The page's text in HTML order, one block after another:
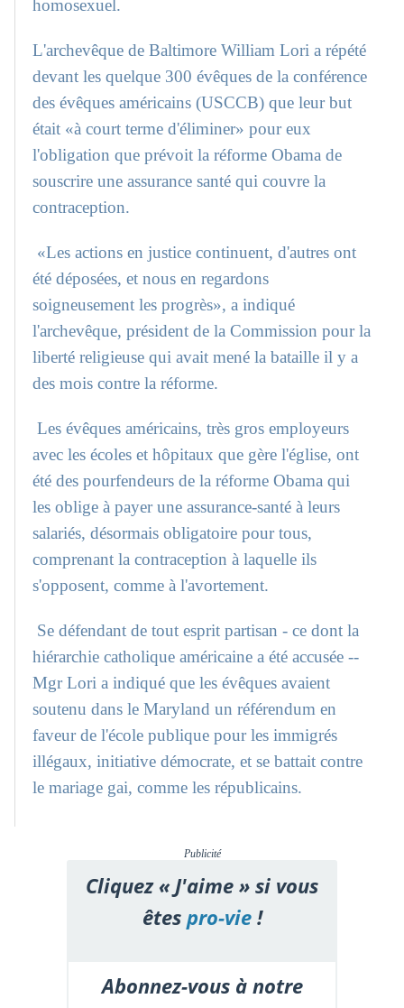
homosexuel.
L'archevêque de Baltimore William Lori a répété
devant les quelque 300 évêques de la conférence
des évêques américains (USCCB) que leur but
était «à court terme d'éliminer» pour eux
l'obligation que prévoit la réforme Obama de
souscrire une assurance santé qui couvre la
contraception.
«Les actions en justice continuent, d'autres ont
été déposées, et nous en regardons
soigneusement les progrès», a indiqué
l'archevêque, président de la Commission pour la
liberté religieuse qui avait mené la bataille il y a
des mois contre la réforme.
Les évêques américains, très gros employeurs
avec les écoles et hôpitaux que gère l'église, ont
été des pourfendeurs de la réforme Obama qui
les oblige à payer une assurance-santé à leurs
salariés, désormais obligatoire pour tous,
comprenant la contraception à laquelle ils
s'opposent, comme à l'avortement.
Se défendant de tout esprit partisan - ce dont la
hiérarchie catholique américaine a été accusée --
Mgr Lori a indiqué que les évêques avaient
soutenu dans le Maryland un référendum en
faveur de l'école publique pour les immigrés
illégaux, initiative démocrate, et se battait contre
le mariage gai, comme les républicains.
Publicité
Cliquez « J'aime » si vous
êtespro-vie!
Abonnez-vous à notre